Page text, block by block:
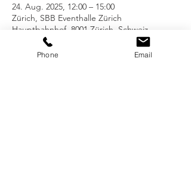
24. Aug. 2025, 12:00 – 15:00
Zürich, SBB Eventhalle Zürich
Hauptbahnhof, 8001 Zürich, Schweiz
Phone Email